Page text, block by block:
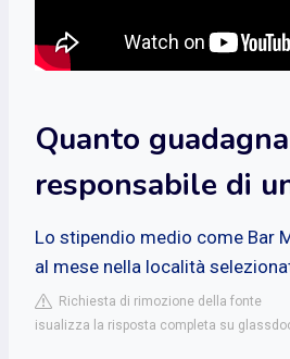
Quanto
responsabile di
Lo stipendio medio come Bar
al mese nella località
Richiesta di rimozione della fonte
isualizza la risposta completa su